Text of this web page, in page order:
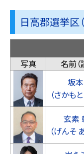
日高郡選挙区
写真
名前（
坂
（さかも
玄素
（げんそ